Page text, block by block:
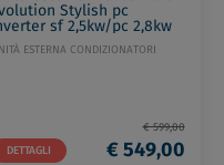
Stylish pc
sf 2,5kw/pc 2,8kw
codice prod: RXA25A
ESTERNA CONDIZIONATORI
DETTAGLI
€ 599,00
€ 549,00